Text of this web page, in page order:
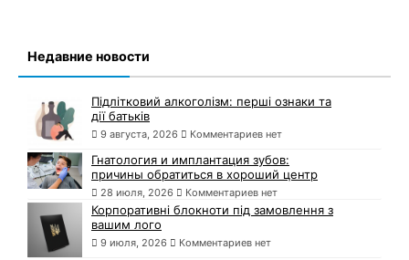
Недавние новости
Підлітковий алкоголізм: перші ознаки та
дії батьків
9 августа, 2026 Комментариев нет
Гнатология и имплантация зубов:
причины обратиться в хороший центр
28 июля, 2026 Комментариев нет
Корпоративні блокноти під замовлення з
вашим лого
9 июля, 2026 Комментариев нет